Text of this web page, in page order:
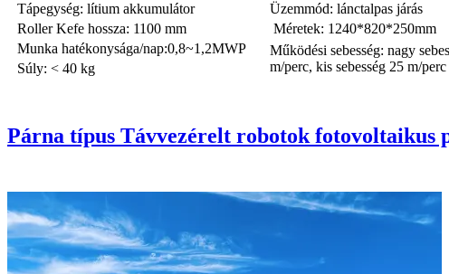
Tápegység: lítium akkumulátor
Üzemmód: lánctalpas járás
Roller Kefe hossza: 1100 mm
Méretek: 1240*820*250mm
Munka hatékonysága/nap:0,8~1,2MWP
Működési sebesség: nagy
m/perc, kis sebesség 25 m/perc
Súly: < 40 kg
Párna típus Távvezérelt robotok fotovoltaikus